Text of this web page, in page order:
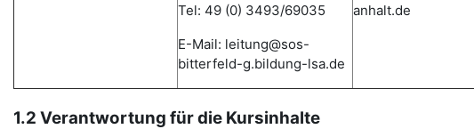
Tel: 49 (0) 3493/69035
E-Mail: leitung@sos-
bitterfeld-g.bildung-lsa.de
anhalt.de
1.2 Verantwortung für die Kursinhalte